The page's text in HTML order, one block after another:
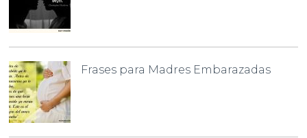
Frases para Madres Embarazadas